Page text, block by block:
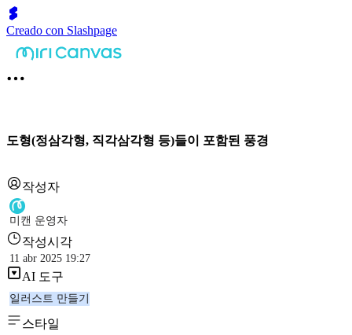
Creado con Slashpage
도형(정삼각형, 직각삼각형 등)들이 포함된 풍경
작성자
미캔 운영자
작성시각
11 abr 2025 19:27
AI 도구
일러스트 만들기
스타일